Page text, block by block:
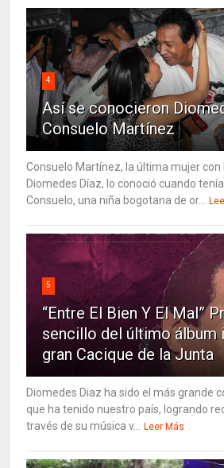
4
Así se conocieron
Consuelo Martínez
Consuelo Martínez, la última mujer con
Diomedes Díaz, lo conoció cuando
Consuelo, una niña bogotana de or...
5
“Entre El Bien Y El Mal”
sencillo del último álbum
gran Cacique de la Junta
Diomedes Diaz ha sido el más grande
que ha tenido nuestro país, logrando
través de su música v...
Leer Más